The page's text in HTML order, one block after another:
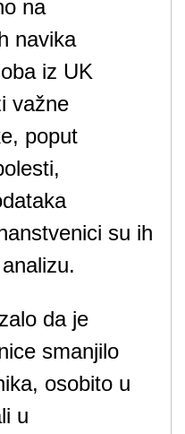
na
navika
iz UK
važne
poput
su ih
da je
smanjilo
osobito u
u